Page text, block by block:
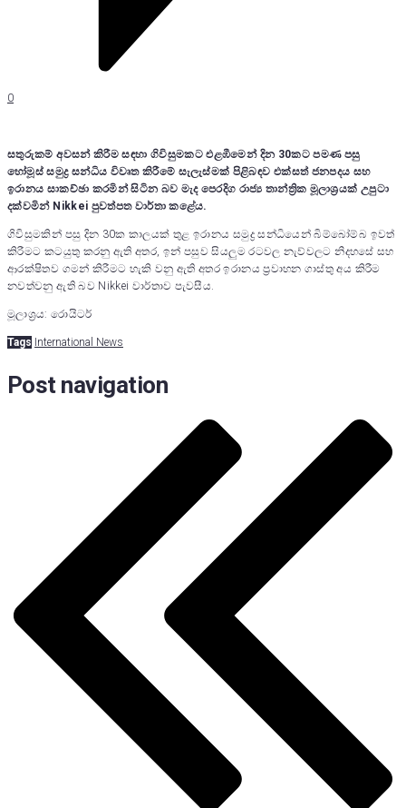
0
සතුරුකම් අවසන් කිරීම සඳහා ගිවිසුමකට එළඹීමෙන් දින 30කට පමණ පසු
හෝමූස් සමුද්‍ර සන්ධිය විවෘත කිරීමේ සැලැස්මක් පිළිබඳව එක්සත් ජනපදය සහ
ඉරානය සාකච්ඡා කරමින් සිටින බව මැද පෙරදිග රාජ්‍ය තාන්ත්‍රික මූලාශ්‍රයක් උපුටා
දක්වමින් Nikkei පුවත්පත වාර්තා කළේය.
ගිවිසුමකින් පසු දින 30ක කාලයක් තුළ ඉරානය සමුද්‍ර සන්ධියෙන් බිම්බෝම්බ ඉවත්
කිරීමට කටයුතු කරනු ඇති අතර, ඉන් පසුව සියලුම රටවල නැව්වලට නිදහසේ සහ
ආරක්ෂිතව ගමන් කිරීමට හැකි වනු ඇති අතර ඉරානය ප්‍රවාහන ගාස්තු අය කිරීම
නවත්වනු ඇති බව Nikkei වාර්තාව පැවසීය.
මූලාශ්‍රය: රොයිටර්
Tags International News
Post navigation